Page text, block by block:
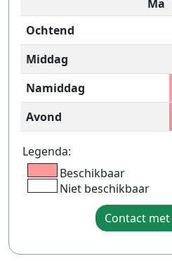
Ma
Ochtend
Middag
Namiddag
Avond
Legenda:
Beschikbaar
Niet beschikbaar
Contact